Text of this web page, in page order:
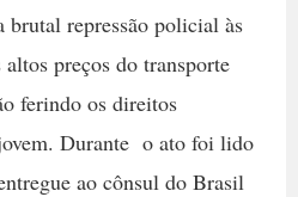
repressão policial às
preços do transporte
ferindo os direitos
Durante o ato foi lido
ao cônsul do Brasil